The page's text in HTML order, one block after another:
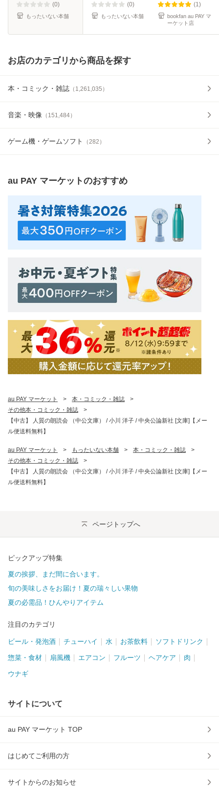
(0)
もったいない本舗
(0)
もったいない本舗
(1)
bookfan au PAY マ
ーケット店
お店のカテゴリから商品を探す
本・コミック・雑誌 （ 1,261,035 ）
音楽・映像 （ 151,484）
ゲーム機・ゲームソフト （282 ）
au PAY マーケットのおすすめ
au PAY マーケット > 本・コミック・雑誌
>
その他本・コミック・雑誌
>
【中古】 人質の朗読会 （中公文庫） / 小川 洋子 / 中央公論新社 [文庫]【メー
ル便送料無料】
au PAY マーケット > もったいない本舗 > 本・コミック・雑誌
>
その他本・コミック・雑誌
>
【中古】 人質の朗読会 （中公文庫） / 小川 洋子 / 中央公論新社 [文庫]【メー
ル便送料無料】
ページトップへ
ピックアップ特集
夏の挨拶、まだ間に合います。
旬の美味しさをお届け！夏の瑞々しい果物
夏の必需品！ひんやりアイテム
注目のカテゴリ
ビール・発泡酒 チューハイ 水 お茶飲料 ソフトドリンク
惣菜・食材 扇風機 エアコン フルーツ ヘアケア 肉
ウナギ
サイトについて
au PAY マーケット TOP
はじめてご利用の方
サイトからのお知らせ